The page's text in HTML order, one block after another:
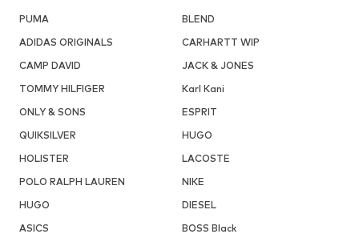
PUMA
BLEND
ADIDAS ORIGINALS
CARHARTT WIP
CAMP DAVID
JACK & JONES
TOMMY HILFIGER
Karl Kani
ONLY & SONS
ESPRIT
QUIKSILVER
HUGO
HOLISTER
LACOSTE
POLO RALPH LAUREN
NIKE
HUGO
DIESEL
ASICS
BOSS Black